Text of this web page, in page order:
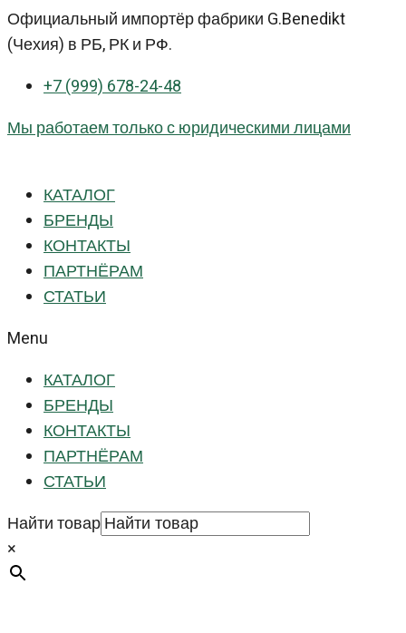
Перейти
к
Официальный импортёр фабрики G.Benedikt
(Чехия) в РБ, РК и РФ.
+7 (999) 678-24-48
Мы работаем только с юридическими лицами
КАТАЛОГ
БРЕНДЫ
КОНТАКТЫ
ПАРТНЁРАМ
СТАТЬИ
Menu
КАТАЛОГ
БРЕНДЫ
КОНТАКТЫ
ПАРТНЁРАМ
СТАТЬИ
Найти товар
×